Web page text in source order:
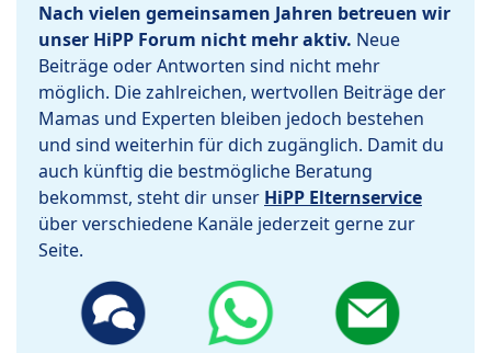
Nach vielen gemeinsamen Jahren betreuen wir
unser HiPP Forum nicht mehr aktiv. Neue
Beiträge oder Antworten sind nicht mehr
möglich. Die zahlreichen, wertvollen Beiträge der
Mamas und Experten bleiben jedoch bestehen
und sind weiterhin für dich zugänglich. Damit du
auch künftig die bestmögliche Beratung
bekommst, steht dir unser HiPP Elternservice
über verschiedene Kanäle jederzeit gerne zur
Seite.